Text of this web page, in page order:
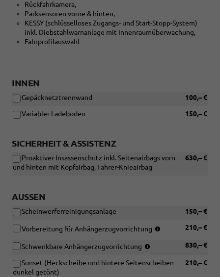
Rückfahrkamera,
Parksensoren vorne & hinten,
KESSY (schlüsselloses Zugangs- und Start-Stopp-System)
inkl. Diebstahlwarnanlage mit Innenraumüberwachung,
Fahrprofilauswahl
INNEN
100,– €
Gepäcknetztrennwand
150,– €
Variabler Ladeboden
SICHERHEIT & ASSISTENZ
630,– €
Proaktiver Insassenschutz inkl. Seitenairbags vorn
und hinten mit Kopfairbag, Fahrer-Knieairbag
AUSSEN
150,– €
Scheinwerferreinigungsanlage
210,– €
Vorbereitung für Anhängerzugvorrichtung
Verbindung
[1M6]
830,– €
Schwenkbare Anhängerzugvorrichtung
Verbindung210,– €
Sunset (Heckscheibe und hintere Seitenscheiben
dunkel getönt)